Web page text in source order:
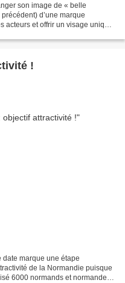
son image de « belle
d’une marque
et offrir un visage unique
!
marque une étape
de la Normandie puisque
6000 normands et normandes,